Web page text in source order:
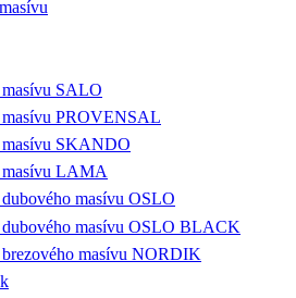
SALO
PROVENSAL
SKANDO
LAMA
masívu OSLO
masívu OSLO BLACK
masívu NORDIK